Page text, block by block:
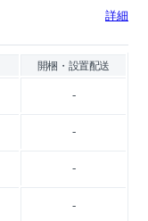
詳細
開梱・設置配送
-
-
-
-